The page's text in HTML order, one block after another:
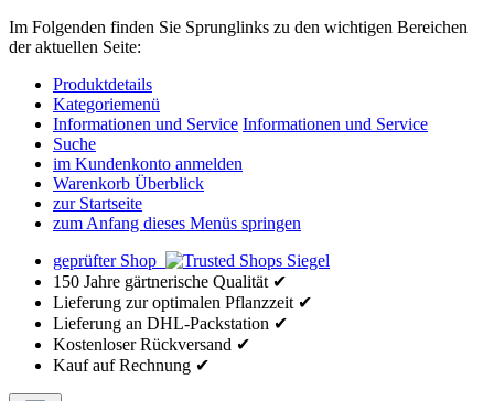
Im Folgenden finden Sie Sprunglinks zu den wichtigen Bereichen
der aktuellen Seite:
Produktdetails
Kategoriemenü
Informationen und Service Informationen und Service
Suche
im Kundenkonto anmelden
Warenkorb Überblick
zur Startseite
zum Anfang dieses Menüs springen
geprüfter Shop
150 Jahre gärtnerische Qualität ✔
Lieferung zur optimalen Pflanzzeit ✔
Lieferung an DHL-Packstation ✔
Kostenloser Rückversand ✔
Kauf auf Rechnung ✔